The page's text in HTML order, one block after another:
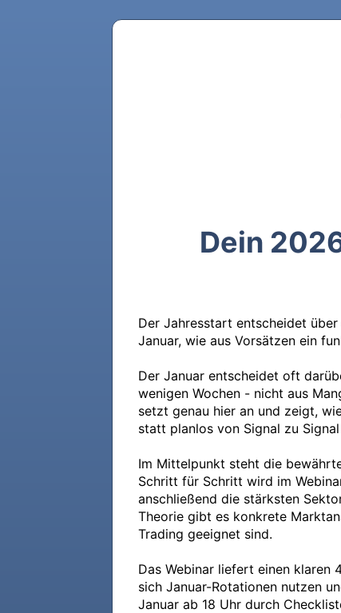
Dein
Der Jahresstart entscheidet
Januar, wie aus Vorsätzen ein
Der Januar entscheidet oft
wenigen Wochen - nicht aus
setzt genau hier an und zeigt,
statt planlos von Signal zu
Im Mittelpunkt steht die
Schritt für Schritt wird im
anschließend die stärksten
Theorie gibt es konkrete
Trading geeignet sind.
Das Webinar liefert einen klaren
sich Januar-Rotationen nutzen
Januar ab 18 Uhr durch